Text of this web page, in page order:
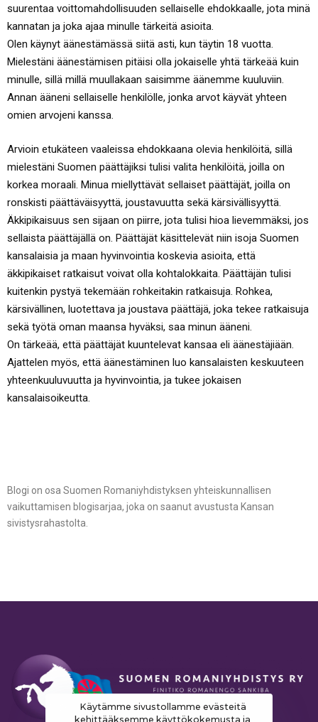
suurentaa voittomahdollisuuden sellaiselle ehdokkaalle, jota minä
kannatan ja joka ajaa minulle tärkeitä asioita.
Olen käynyt äänestämässä siitä asti, kun täytin 18 vuotta.
Mielestäni äänestämisen pitäisi olla jokaiselle yhtä tärkeää kuin
minulle, sillä millä muullakaan saisimme äänemme kuuluviin.
Annan ääneni sellaiselle henkilölle, jonka arvot käyvät yhteen
omien arvojeni kanssa.
Arvioin etukäteen vaaleissa ehdokkaana olevia henkilöitä, sillä
mielestäni Suomen päättäjiksi tulisi valita henkilöitä, joilla on
korkea moraali. Minua miellyttävät sellaiset päättäjät, joilla on
ronskisti päättäväisyyttä, joustavuutta sekä kärsivällisyyttä.
Äkkipikaisuus sen sijaan on piirre, jota tulisi hioa lievemmäksi, jos
sellaista päättäjällä on. Päättäjät käsittelevät niin isoja Suomen
kansalaisia ja maan hyvinvointia koskevia asioita, että
äkkipikaiset ratkaisut voivat olla kohtalokkaita. Päättäjän tulisi
kuitenkin pystyä tekemään rohkeitakin ratkaisuja. Rohkea,
kärsivällinen, luotettava ja joustava päättäjä, joka tekee ratkaisuja
sekä työtä oman maansa hyväksi, saa minun ääneni.
On tärkeää, että päättäjät kuuntelevat kansaa eli äänestäjiään.
Ajattelen myös, että äänestäminen luo kansalaisten keskuuteen
yhteenkuuluvuutta ja hyvinvointia, ja tukee jokaisen
kansalaisoikeutta.
Blogi on osa Suomen Romaniyhdistyksen yhteiskunnallisen
vaikuttamisen blogisarjaa, joka on saanut avustusta Kansan
sivistysrahastolta.
Käytämme sivustollamme evästeitä
kehittääksemme käyttökokemusta ja